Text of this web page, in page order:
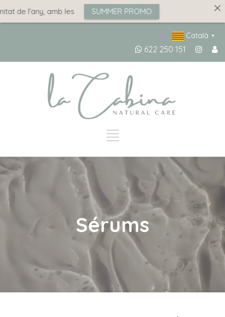
Català ▼
622 250 151
Sérums
de l'any, amb les SUMMER PROMO